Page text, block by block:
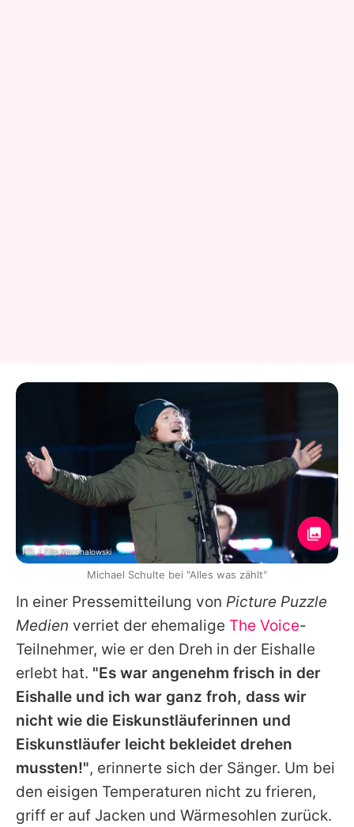
In einer Pressemitteilung von Picture Puzzle
Medien verriet der ehemalige The Voice-
Teilnehmer, wie er den Dreh in der Eishalle
erlebt hat. "Es war angenehm frisch in der
Eishalle und ich war ganz froh, dass wir
nicht wie die Eiskunstläuferinnen und
Eiskunstläufer leicht bekleidet drehen
mussten!", erinnerte sich der Sänger. Um bei
den eisigen Temperaturen nicht zu frieren,
griff er auf Jacken und Wärmesohlen zurück.
RTL / Filip Warchalowski
Michael Schulte bei "Alles was zählt"